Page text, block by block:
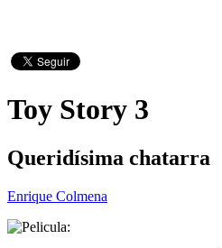
Toy Story 3
Queridísima chatarra
Enrique Colmena